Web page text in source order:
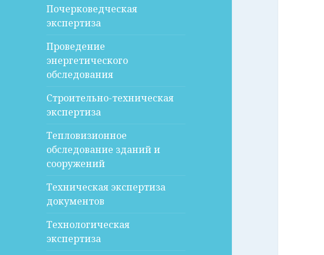
Почерковедческая
экспертиза
Проведение
энергетического
обследования
Строительно-техническая
экспертиза
Тепловизионное
обследование зданий и
сооружений
Техническая экспертиза
документов
Технологическая
экспертиза